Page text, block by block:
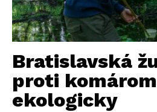
Bratislavská
proti komárom
ekologicky